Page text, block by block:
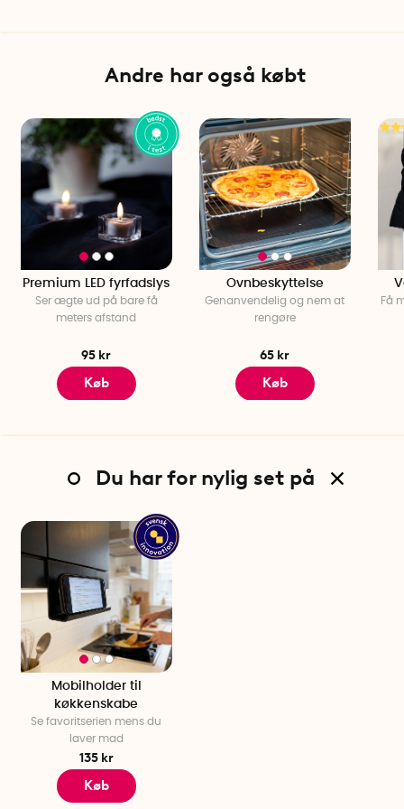
Andre har også købt
Premium LED fyrfadslys
Ser ægte ud på bare få
meters afstand
95 kr
Køb
Ovnbeskyttelse
Genanvendelig og nem at
rengøre
65 kr
Køb
Få
Du har for nylig set på
Mobilholder til
køkkenskabe
Se favoritserien mens du
laver mad
135 kr
Køb